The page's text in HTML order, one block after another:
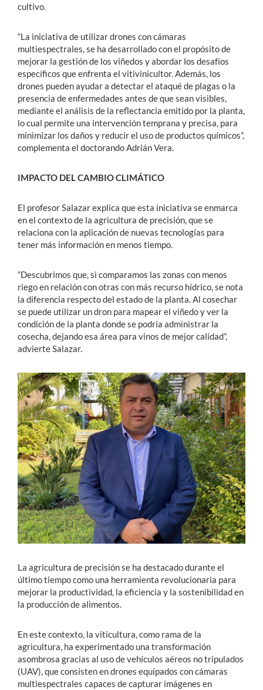
cultivo.
“La iniciativa de utilizar drones con cámaras
multiespectrales, se ha desarrollado con el propósito de
mejorar la gestión de los viñedos y abordar los desafíos
específicos que enfrenta el vitivinicultor. Además, los
drones pueden ayudar a detectar el ataqué de plagas o la
presencia de enfermedades antes de que sean visibles,
mediante el análisis de la reflectancia emitido por la planta,
lo cual permite una intervención temprana y precisa, para
minimizar los daños y reducir el uso de productos químicos”,
complementa el doctorando Adrián Vera.
IMPACTO DEL CAMBIO CLIMÁTICO
El profesor Salazar explica que esta iniciativa se enmarca
en el contexto de la agricultura de precisión, que se
relaciona con la aplicación de nuevas tecnologías para
tener más información en menos tiempo.
“Descubrimos que, si comparamos las zonas con menos
riego en relación con otras con más recurso hídrico, se nota
la diferencia respecto del estado de la planta. Al cosechar
se puede utilizar un dron para mapear el viñedo y ver la
condición de la planta donde se podría administrar la
cosecha, dejando esa área para vinos de mejor calidad”,
advierte Salazar.
La agricultura de precisión se ha destacado durante el
último tiempo como una herramienta revolucionaria para
mejorar la productividad, la eficiencia y la sostenibilidad en
la producción de alimentos.
En este contexto, la viticultura, como rama de la
agricultura, ha experimentado una transformación
asombrosa gracias al uso de vehículos aéreos no tripulados
(UAV), que consisten en drones equipados con cámaras
multiespectrales capaces de capturar imágenes en